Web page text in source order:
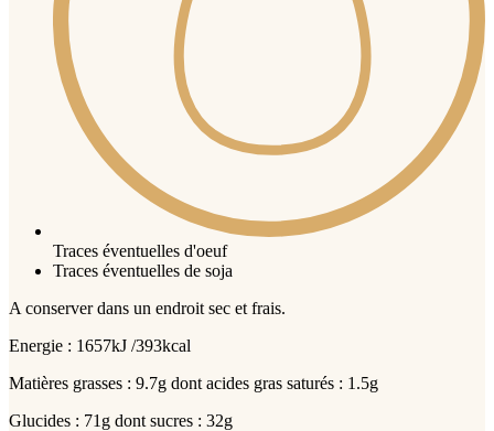
Traces éventuelles d'oeuf
Traces éventuelles de soja
A conserver dans un endroit sec et frais.
Energie : 1657kJ /393kcal
Matières grasses : 9.7g dont acides gras saturés : 1.5g
Glucides : 71g dont sucres : 32g